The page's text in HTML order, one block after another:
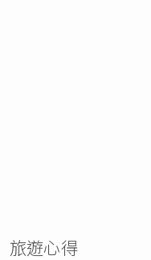
旅遊心得